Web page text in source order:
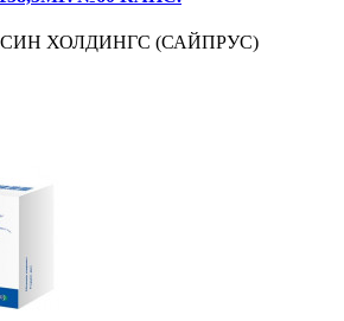
ХОЛДИНГС (САЙПРУС)